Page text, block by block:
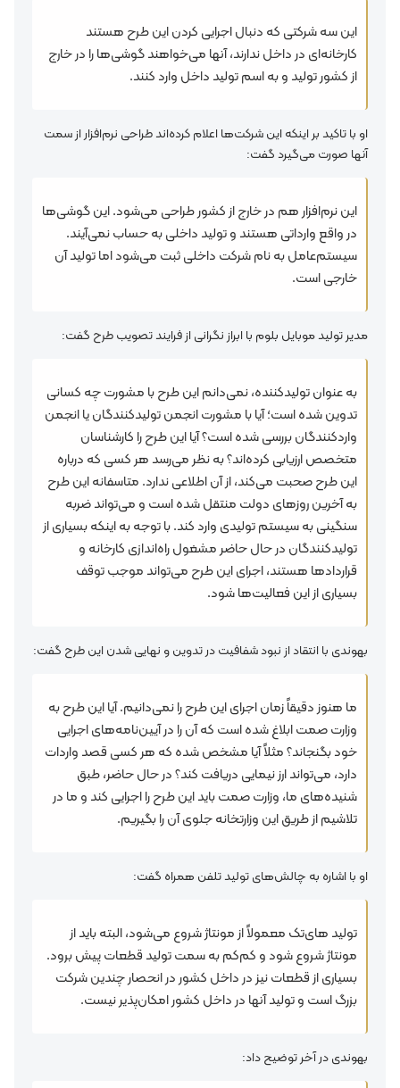
این سه شرکتی که دنبال اجرایی کردن این طرح هستند
کارخانه‌ای در داخل ندارند، آنها می‌خواهند گوشی‌ها را در خارج
از کشور تولید و به اسم تولید داخل وارد کنند.
او با تاکید بر اینکه این شرکت‌ها اعلام کرده‌اند طراحی نرم‌افزار از سمت
آنها صورت می‌گیرد گفت:
این نرم‌افزار هم در خارج از کشور طراحی می‌شود. این گوشی‌ها
در واقع وارداتی هستند و تولید داخلی به حساب نمی‌آیند.
سیستم‌عامل به نام شرکت داخلی ثبت می‌شود اما تولید آن
خارجی است.
مدیر تولید موبایل بلوم با ابراز نگرانی از فرایند تصویب طرح گفت:
به عنوان تولیدکننده، نمی‌دانم این طرح با مشورت چه کسانی
تدوین شده است؛ آیا با مشورت انجمن تولیدکنندگان یا انجمن
واردکنندگان بررسی شده است؟ آیا این طرح را کارشناسان
متخصص ارزیابی کرده‌اند؟ به نظر می‌رسد هر کسی که درباره
این طرح صحبت می‌کند، از آن اطلاعی ندارد. متاسفانه این طرح
به آخرین روزهای دولت منتقل شده است و می‌تواند ضربه
سنگینی به سیستم تولیدی وارد کند. با توجه به اینکه بسیاری از
تولیدکنندگان در حال حاضر مشغول راه‌اندازی کارخانه‌ و
قراردادها هستند، اجرای این طرح می‌تواند موجب توقف
بسیاری از این فعالیت‌ها شود.
بهوندی با انتقاد از نبود شفافیت در تدوین و نهایی شدن این طرح گفت:
ما هنوز دقیقاً زمان اجرای این طرح را نمی‌دانیم. آیا این طرح به
وزارت صمت ابلاغ شده است که آن را در آیین‌نامه‌های اجرایی
خود بگنجاند؟ مثلاً آیا مشخص شده که هر کسی قصد واردات
دارد، می‌تواند ارز نیمایی دریافت کند؟ در حال حاضر، طبق
شنیده‌های ما، وزارت صمت باید این طرح را اجرایی کند و ما در
تلاشیم از طریق این وزارتخانه جلوی آن را بگیریم.
او با اشاره به چالش‌های تولید تلفن همراه گفت:
تولید های‌تک معمولاً از مونتاژ شروع می‌شود، البته باید از
مونتاژ شروع شود و کم‌کم به سمت تولید قطعات پیش برود.
بسیاری از قطعات نیز در داخل کشور در انحصار چندین شرکت
بزرگ است و تولید آنها در داخل کشور امکان‌پذیر نیست.
بهوندی در آخر توضیح داد: